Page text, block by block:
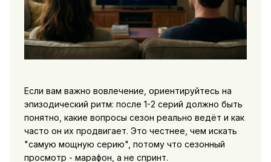
Если вам важно вовлечение, ориентируйтесь на
эпизодический ритм: после 1-2 серий должно быть
понятно, какие вопросы сезон реально ведёт и как
часто он их продвигает. Это честнее, чем искать
"самую мощную серию", потому что сезонный
просмотр - марафон, а не спринт.